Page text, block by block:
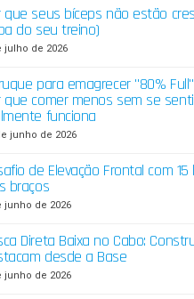
que seus bíceps não estão
do seu treino)
julho de 2026
para emagrecer "80%
que comer menos sem se
funciona
junho de 2026
de Elevação Frontal com 15
braços
junho de 2026
Direta Baixa no Cabo:
desde a Base
junho de 2026